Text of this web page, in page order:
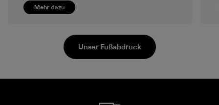
Mehr dazu
Unser Fußabdruck